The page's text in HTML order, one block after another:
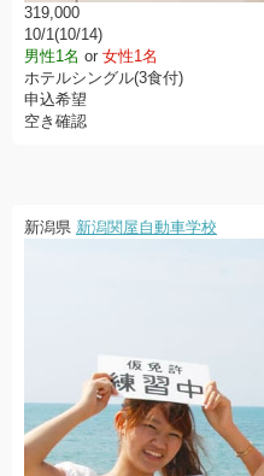
319,000
10/1(10/14)
男性1名 or 女性1名
ホテルシングル(3食付)
申込希望
空き確認
新潟県 新潟関屋自動車学校